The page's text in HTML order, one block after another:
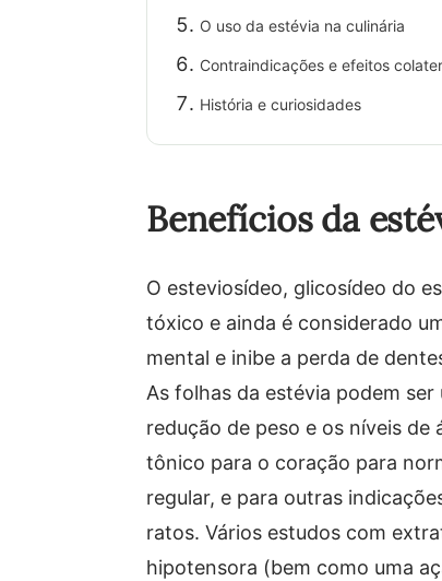
O uso da estévia na culinária
Contraindicações e efeitos
História e curiosidades
Benefícios da
O esteviosídeo, glicosídeo do
tóxico e ainda é considerado
mental e inibe a perda de
As folhas da estévia podem
redução de peso e os níveis
tônico para o coração para
regular, e para outras
ratos. Vários estudos com
hipotensora (bem como uma